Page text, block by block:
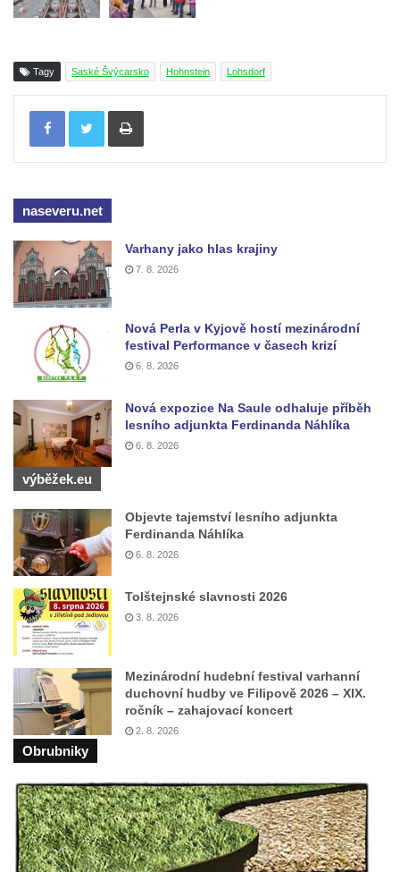
Tagy Saské Švýcarsko Hohnstein Lohsdorf
Tisknout
naseveru.net
Varhany jako hlas krajiny
7. 8. 2026
Nová Perla v Kyjově hostí mezinárodní
festival Performance v časech krizí
6. 8. 2026
Nová expozice Na Saule odhaluje příběh
lesního adjunkta Ferdinanda Náhlíka
6. 8. 2026
výběžek.eu
Objevte tajemství lesního adjunkta
Ferdinanda Náhlíka
6. 8. 2026
Tolštejnské slavnosti 2026
3. 8. 2026
Mezinárodní hudební festival varhanní
duchovní hudby ve Filipově 2026 – XIX.
ročník – zahajovací koncert
2. 8. 2026
Obrubniky